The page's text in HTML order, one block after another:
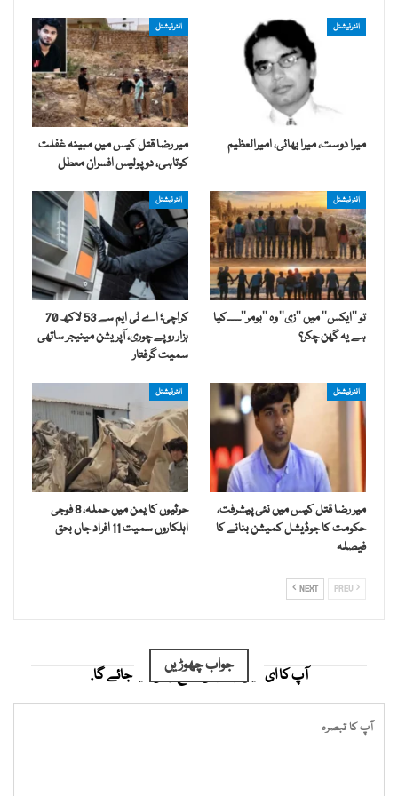
انٹرنیشنل
میرا دوست، میرا بھائی، امیرالعظیم
انٹرنیشنل
میر رضا قتل کیس میں مبینہ غفلت
کوتاہی، دو پولیس افسران معطل
انٹرنیشنل
تو ’’ایکس‘‘ میں ’’زی‘‘ وہ ’’بومر‘‘۔۔۔۔کیا
ہے یہ گھن چکر؟
انٹرنیشنل
کراچی؛ اے ٹی ایم سے 53 لاکھ 70
ہزار روپے چوری، آپریشن مینیجر ساتھی
سمیت گرفتار
انٹرنیشنل
میر رضا قتل کیس میں نئی پیشرفت،
حکومت کا جوڈیشل کمیشن بنانے کا
فیصلہ
انٹرنیشنل
حوثیوں کا یمن میں حملہ، 8 فوجی
اہلکاروں سمیت 11 افراد جاں بحق
NEXT
جواب چھوڑیں
آپ کا ای میل ایڈریس شائع نہیں کیا جائے گا.